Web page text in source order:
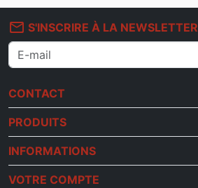
mail_outline S'INSCRIRE À LA NEWSLETTER
CONTACT
PRODUITS
INFORMATIONS
VOTRE COMPTE